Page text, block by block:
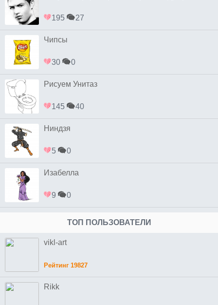
195 27
Чипсы
30 0
Рисуем Унитаз
145 40
Ниндзя
5 0
Изабелла
9 0
ТОП ПОЛЬЗОВАТЕЛИ
vikl-art
Рейтинг 19827
Rikk